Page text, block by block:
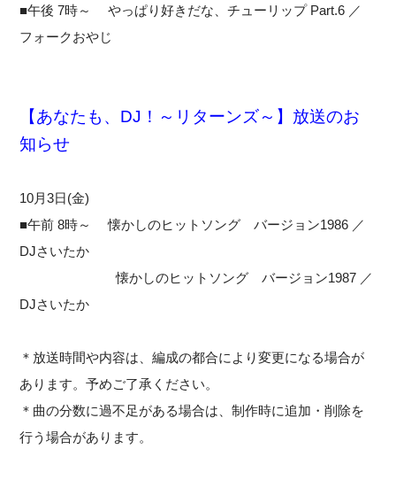
■午後 7時～ やっぱり好きだな、チューリップ Part.6 ／
フォークおやじ
【あなたも、DJ！～リターンズ～】放送のお
知らせ
10月3日(金)
■午前 8時～ 懐かしのヒットソング バージョン1986 ／
DJさいたか
懐かしのヒットソング バージョン1987 ／
DJさいたか
＊放送時間や内容は、編成の都合により変更になる場合が
あります。予めご了承ください。
＊曲の分数に過不足がある場合は、制作時に追加・削除を
行う場合があります。